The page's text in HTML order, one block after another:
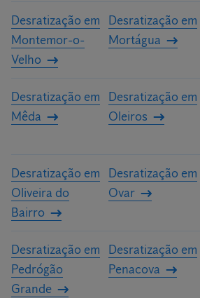
Desratização em
Montemor-o-
Velho
Desratização em
Mortágua
Desratização em
Mêda
Desratização em
Oleiros
Desratização em
Oliveira do
Bairro
Desratização em
Ovar
Desratização em
Pedrógão
Grande
Desratização em
Penacova